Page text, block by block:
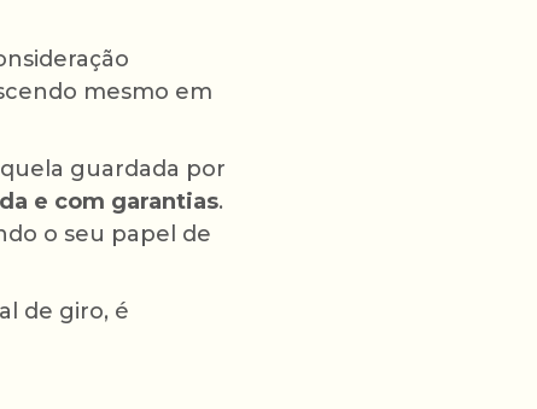
mesmo em
guardada por
e com garantias.
o seu papel de
de giro, é